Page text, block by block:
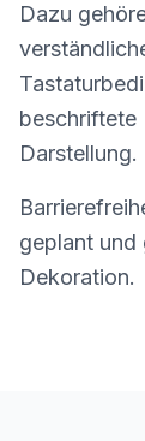
Dazu
beschriftete
Darstellung.
geplant und
Dekoration.